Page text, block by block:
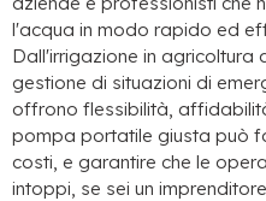
l'acqua in modo rapido ed
Dall'irrigazione in agricoltura
gestione di situazioni di
offrono flessibilità,
pompa portatile giusta può
costi, e garantire che le
intoppi, se sei un